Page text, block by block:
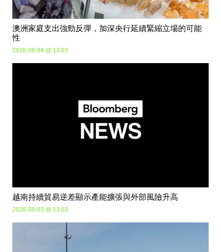
澳洲家庭支出強勁反彈，加深央行延續緊縮立場的可能
性
2026-08-04 @ 13:03
越南持續貿易逆差顯示產能擴張與外部風險升高
2026-08-03 @ 13:03